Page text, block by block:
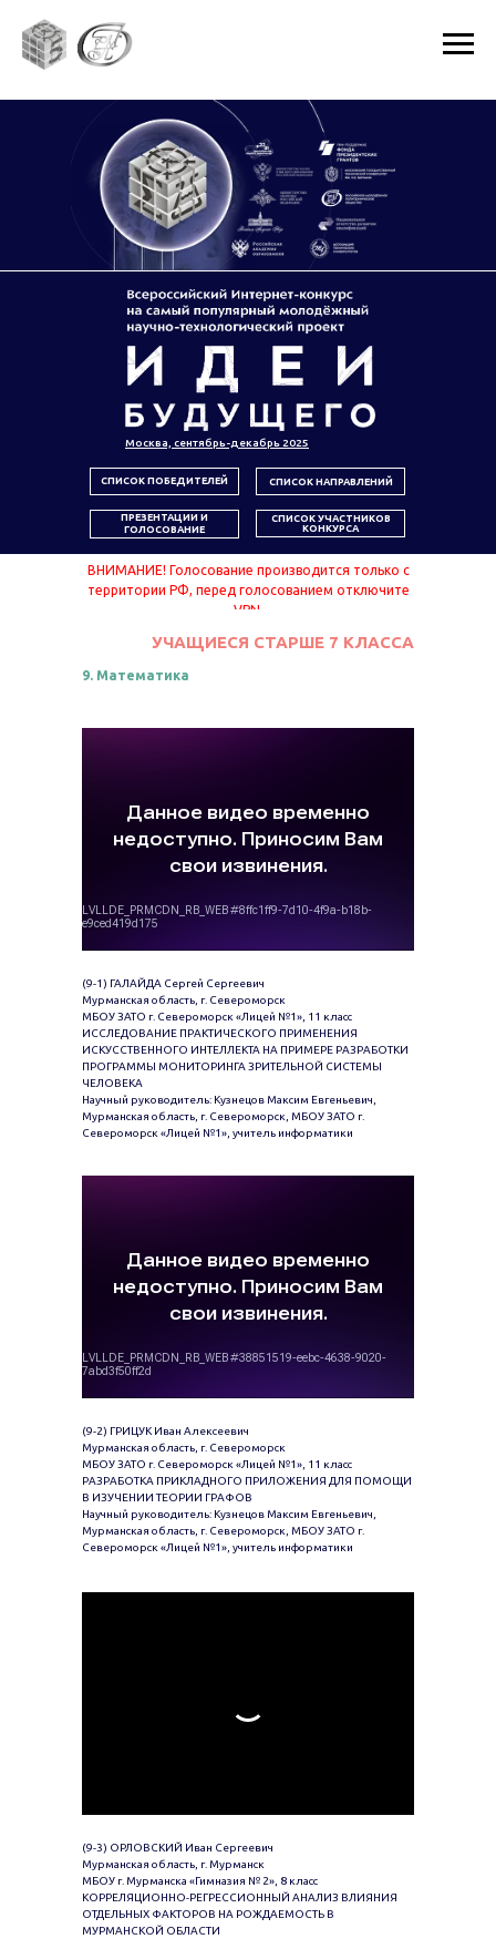
СПИСОК ПОБЕДИТЕЛЕЙ СПИСОК НАПРАВЛЕНИЙ
ПРЕЗЕНТАЦИИ И
ГОЛОСОВАНИЕ
СПИСОК УЧАСТНИКОВ
КОНКУРСА
Москва, сентябрь-декабрь 2025
ВНИМАНИЕ! Голосование производится только с
территории РФ, перед голосованием отключите
VPN.
9. Математика
УЧАЩИЕСЯ СТАРШЕ 7 КЛАССА
(9-1) ГАЛАЙДА Сергей Сергеевич
Мурманская область, г. Североморск
МБОУ ЗАТО г. Североморск «Лицей №1», 11 класс
ИССЛЕДОВАНИЕ ПРАКТИЧЕСКОГО ПРИМЕНЕНИЯ
ИСКУССТВЕННОГО ИНТЕЛЛЕКТА НА ПРИМЕРЕ РАЗРАБОТКИ
ПРОГРАММЫ МОНИТОРИНГА ЗРИТЕЛЬНОЙ СИСТЕМЫ
ЧЕЛОВЕКА
Научный руководитель: Кузнецов Максим Евгеньевич,
Мурманская область, г. Североморск, МБОУ ЗАТО г.
Североморск «Лицей №1», учитель информатики
(9-2) ГРИЦУК Иван Алексеевич
Мурманская область, г. Североморск
МБОУ ЗАТО г. Североморск «Лицей №1», 11 класс
РАЗРАБОТКА ПРИКЛАДНОГО ПРИЛОЖЕНИЯ ДЛЯ ПОМОЩИ
В ИЗУЧЕНИИ ТЕОРИИ ГРАФОВ
Научный руководитель: Кузнецов Максим Евгеньевич,
Мурманская область, г. Североморск, МБОУ ЗАТО г.
Североморск «Лицей №1», учитель информатики
(9-3) ОРЛОВСКИЙ Иван Сергеевич
Мурманская область, г. Мурманск
МБОУ г. Мурманска «Гимназия № 2», 8 класс
КОРРЕЛЯЦИОННО-РЕГРЕССИОННЫЙ АНАЛИЗ ВЛИЯНИЯ
ОТДЕЛЬНЫХ ФАКТОРОВ НА РОЖДАЕМОСТЬ В
МУРМАНСКОЙ ОБЛАСТИ